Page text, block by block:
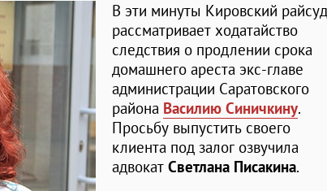
В эти минуты Кировский райсуд
рассматривает ходатайство
следствия о продлении срока
домашнего ареста экс-главе
администрации Саратовского
района Василию Синичкину.
Просьбу выпустить своего
клиента под залог озвучила
адвокат Светлана Писакина.